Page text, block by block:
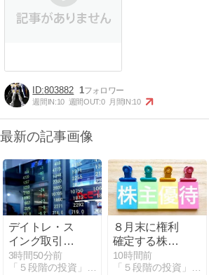
803882 1
週間IN:10 週間OUT:0 月間IN:10
最新の記事画像
デイトレ・ス
イング取引情
報シェア
2026.8.10
3時間50分前
「５段階の投資」人生と家計を豊かにするブログ
８月末に権利
確定する株主
優待銘柄人気
トップ5！
10時間前
「５段階の投資」人生と家計を豊かにするブログ